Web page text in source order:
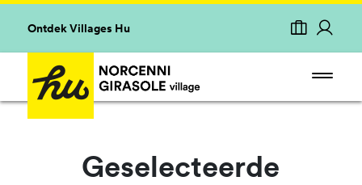
Ontdek Villages Hu
Geselecteerde